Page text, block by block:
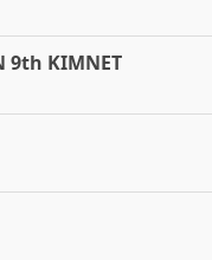
9th KIMNET